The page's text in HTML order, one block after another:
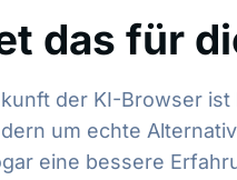
das für
der KI-Browser
um echte
eine bessere